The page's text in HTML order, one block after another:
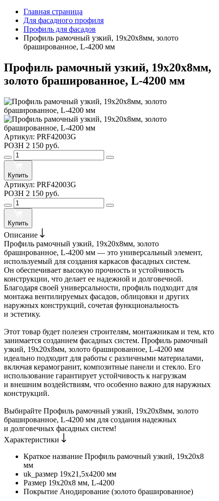
Главная страница
Для фасадного профиля
Профиль для фасадов
Профиль рамочный узкий, 19х20х8мм, золото
брашированное, L-4200 мм
Профиль рамочный узкий, 19х20х8мм,
золото брашированное, L-4200 мм
Артикул: PRF42003G
РОЗН 2 150 руб.
Купить
Артикул: PRF42003G
РОЗН 2 150 руб.
Купить
Описание
Профиль рамочный узкий, 19х20х8мм, золото
брашированное, L-4200 мм — это универсальный элемент,
используемый для создания каркасов фасадных систем.
Он обеспечивает высокую прочность и устойчивость
конструкции, что делает ее надежной и долговечной.
Благодаря своей универсальности, профиль подходит для
монтажа вентилируемых фасадов, облицовки и других
наружных конструкций, сочетая функциональность
и эстетику.
Этот товар будет полезен строителям, монтажникам и тем, кто
занимается созданием фасадных систем. Профиль рамочный
узкий, 19х20х8мм, золото брашированное, L-4200 мм
идеально подходит для работы с различными материалами,
включая керамогранит, композитные панели и стекло. Его
использование гарантирует устойчивость к нагрузкам
и внешним воздействиям, что особенно важно для наружных
конструкций.
Выбирайте Профиль рамочный узкий, 19х20х8мм, золото
брашированное, L-4200 мм для создания надежных
и долговечных фасадных систем!
Характеристики
Краткое название Профиль рамочный узкий, 19х20х8
мм
uk_размер 19х21,5х4200 мм
Размер 19х20х8 мм, L-4200
Покрытие Анодирование (золото брашированное)